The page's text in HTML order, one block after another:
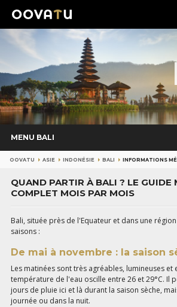
MENU BALI
OOVATU ASIE INDONÉSIE BALI INFORMATIONS
QUAND PARTIR À BALI ? LE GUIDE
COMPLET MOIS PAR MOIS
Bali, située près de l'Equateur et dans une
saisons :
De mai à novembre : la saison
Les matinées sont très agréables, lumineuses et
température de l'eau oscille entre 26 et 29°C. Il
jours de pluie ici et là durant la saison sèche,
journée ou dans la nuit.